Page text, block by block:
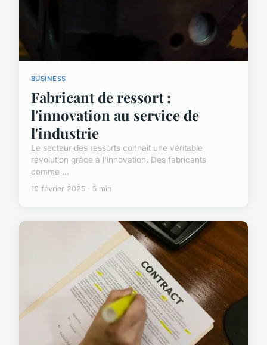
BUSINESS
Fabricant de ressort :
l'innovation au service de
l'industrie
Le secteur des ressorts connaît une véritable
révolution grâce à l'innovation. Des fabricants
comme ...
10 février 2025 · 5 min